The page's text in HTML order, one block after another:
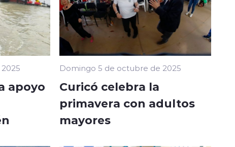
apoyo
Domingo 5 de octubre de 2025
Curicó celebra la
primavera con adultos
mayores